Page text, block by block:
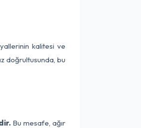
kalitesi ve
doğrultusunda, bu
Bu mesafe, ağır